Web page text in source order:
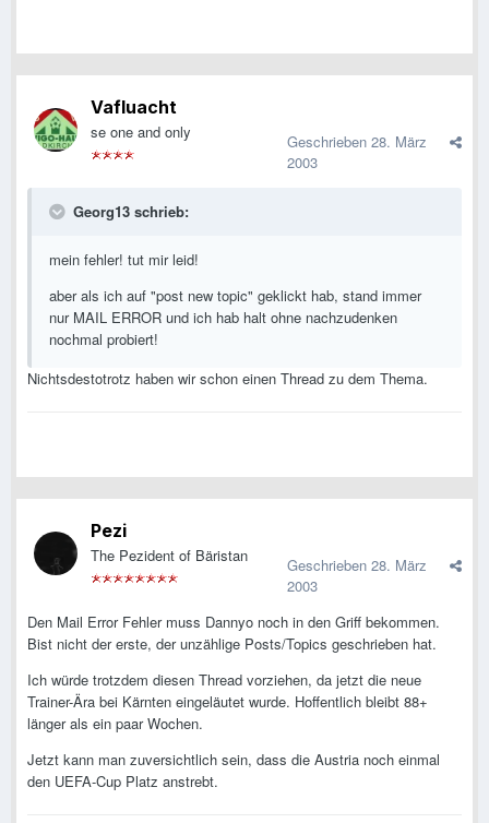
Vafluacht
se one and only Geschrieben 28. März
2003
Georg13 schrieb:
mein fehler! tut mir leid!
aber als ich auf "post new topic" geklickt hab, stand immer
nur MAIL ERROR und ich hab halt ohne nachzudenken
nochmal probiert!
Nichtsdestotrotz haben wir schon einen Thread zu dem Thema.
Pezi
The Pezident of Bäristan Geschrieben 28. März
2003
Den Mail Error Fehler muss Dannyo noch in den Griff bekommen.
Bist nicht der erste, der unzählige Posts/Topics geschrieben hat.
Ich würde trotzdem diesen Thread vorziehen, da jetzt die neue
Trainer-Ära bei Kärnten eingeläutet wurde. Hoffentlich bleibt 88+
länger als ein paar Wochen.
Jetzt kann man zuversichtlich sein, dass die Austria noch einmal
den UEFA-Cup Platz anstrebt.